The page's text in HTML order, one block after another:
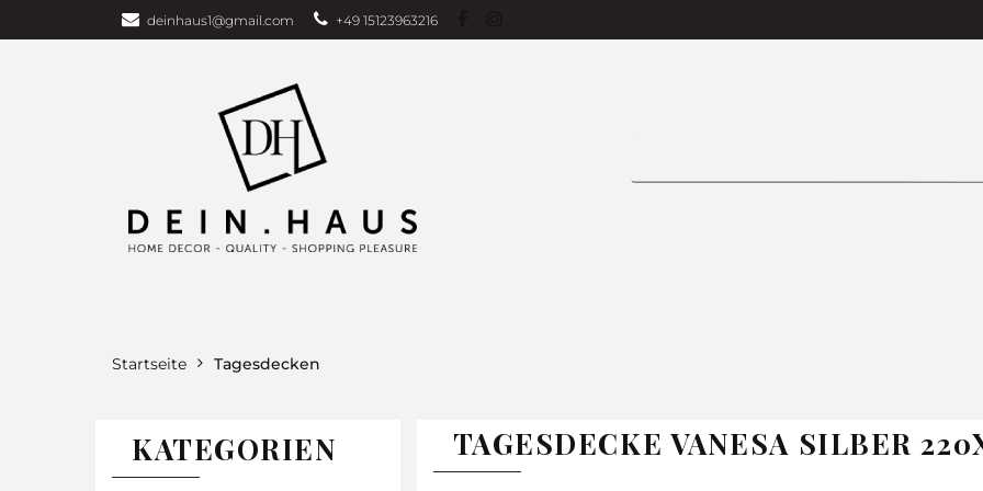
deinhaus1@gmail.com +49 15123963216
Über uns Business-Käufer Produkte Bettlaken
Startseite Tagesdecken
KATEGORIEN TAGESDECKE VANESA SILBER